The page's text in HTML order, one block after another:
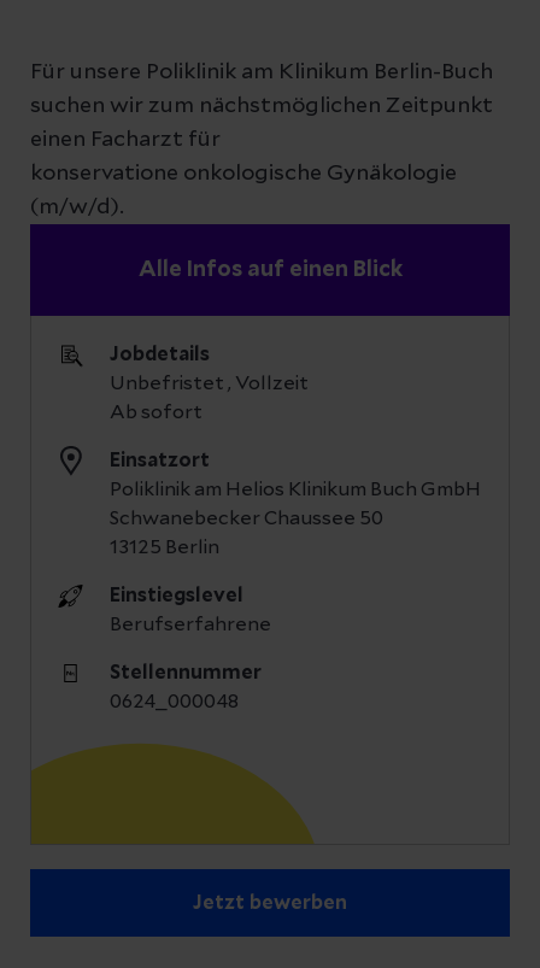
Für unsere Poliklinik am Klinikum Berlin-Buch
suchen wir zum nächstmöglichen Zeitpunkt
einen Facharzt für
konservatione onkologische Gynäkologie
(m/w/d).
Alle Infos auf einen Blick
Jobdetails
Unbefristet , Vollzeit
Ab sofort
Einsatzort
Poliklinik am Helios Klinikum Buch GmbH
Schwanebecker Chaussee 50
13125 Berlin
Einstiegslevel
Berufserfahrene
Stellennummer
0624_000048
Jetzt bewerben